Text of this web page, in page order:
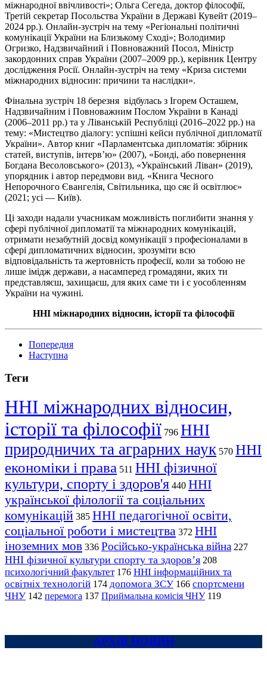
міжнародної ввічливості»; Ольга Сегеда, доктор філософії,
Третій секретар Посольства України в Державі Кувейт (2019–
2024 рр.). Онлайн-зустріч на тему «Регіональні політичні
комунікації України на Близькому Сході»; Володимир
Огризко, Надзвичайний і Повноважний Посол, Міністр
закордонних справ України (2007–2009 рр.), керівник Центру
дослідження Росії. Онлайн-зустріч на тему «Криза системи
міжнародних відносин: причини та наслідки».
Фінальна зустріч 18 березня відбулась з Ігорем Осташем,
Надзвичайним і Повноважним Послом України в Канаді
(2006–2011 рр.) та у Ліванській Республіці (2016–2022 рр.) на
тему: «Мистецтво діалогу: успішні кейси публічної дипломатії
України». Автор книг «Парламентська дипломатія: збірник
статей, виступів, інтерв’ю» (2007), «Бонді, або повернення
Богдана Весоловського» (2013), «Український Ліван» (2019),
упорядник і автор передмови вид. «Книга Чесного
Непорочного Євангелія, Світильника, що сяє й освітлює»
(2021; усі — Київ).
Ці заходи надали учасникам можливість поглибити знання у
сфері публічної дипломатії та міжнародних комунікацій,
отримати незабутній досвід комунікації з професіоналами в
сфері дипломатичних відносин, зрозуміти всю
відповідальність та жертовність професії, коли за тобою не
лише імідж держави, а насамперед громадяни, яких ти
представляєш, захищаєш, для яких саме ти і є уособленням
України на чужині.
ННІ міжнародних відносин, історії та філософії
Попередня
Наступна
Теги
ННІ міжнародних відносин,
історії та філософії 796 ННІ
природничих та аграрних наук 570 ННІ
економіки і права 511 ННІ фізичної
культури, спорту і здоров'я 440 ННІ
української філології та соціальних
комунікацій 385 ННІ педагогічної освіти,
соціальної роботи і мистецтва 372 ННІ
іноземних мов 336 Російсько-українська війна 227
ННІ фізичної культури спорту та здоров’я 208
психологічний факультет 176 ННІ інформаційних та
освітніх технологій 174 допомога ЗСУ 166 спортсмени
ЧНУ 142 перемога 137 Приймальна комісія ЧНУ 119
АРХІВ НОВИН